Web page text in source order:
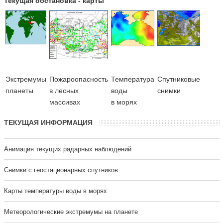
Экстремумы
планеты
Пожароопасность
в лесных
массивах
Температура
воды
в морях
Cпутниковые
снимки
ТЕКУЩАЯ ИНФОРМАЦИЯ
Анимация текущих радарных наблюдений
Cнимки с геостационарных спутников
Карты температуры воды в морях
Метеорологические экстремумы на планете